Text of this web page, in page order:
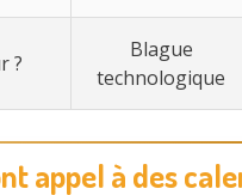
?
Blague
technologique
appel à des